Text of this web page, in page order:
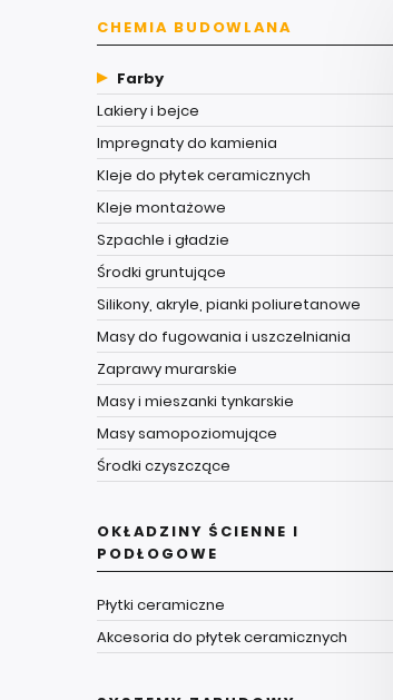
CHEMIA BUDOWLANA
Farby
Lakiery i bejce
Impregnaty do kamienia
Kleje do płytek ceramicznych
Kleje montażowe
Szpachle i gładzie
Środki gruntujące
Silikony, akryle, pianki poliuretanowe
Masy do fugowania i uszczelniania
Zaprawy murarskie
Masy i mieszanki tynkarskie
Masy samopoziomujące
Środki czyszczące
OKŁADZINY ŚCIENNE I
PODŁOGOWE
Płytki ceramiczne
Akcesoria do płytek ceramicznych